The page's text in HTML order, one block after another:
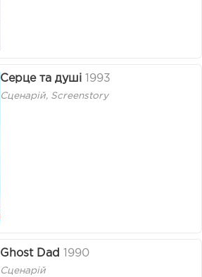
Серце та душі 1993
Сценарій, Screenstory
Ghost Dad 1990
Сценарій